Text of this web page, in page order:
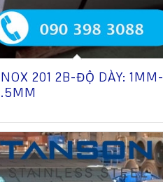
201 2B-ĐỘ DÀY: 1MM-